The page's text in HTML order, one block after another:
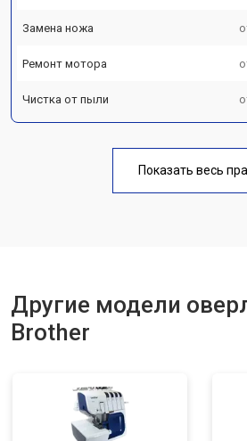
Замена ножа
Ремонт мотора
Чистка от пыли
Показать весь
Другие модели
Brother